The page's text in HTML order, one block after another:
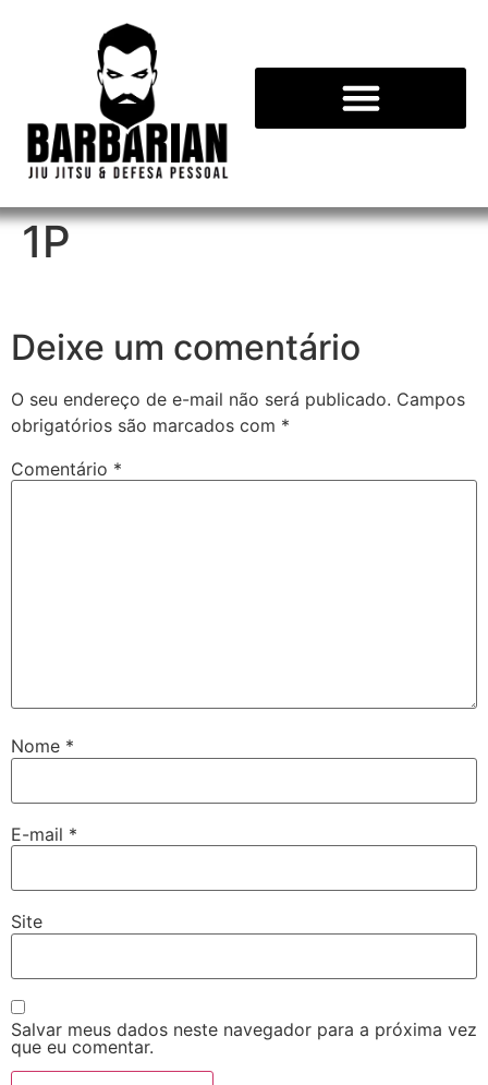
1P
Deixe um comentário
O seu endereço de e-mail não será publicado. Campos
obrigatórios são marcados com *
Comentário *
Nome *
E-mail *
Site
Salvar meus dados neste navegador para a próxima vez
que eu comentar.